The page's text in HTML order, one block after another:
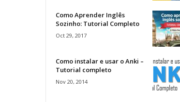
Como Aprender Inglês
Sozinho: Tutorial Completo
Oct 29, 2017
Como instalar e usar o Anki –
Tutorial completo
Nov 20, 2014